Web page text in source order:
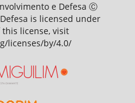
e Defesa Ⓒ
is licensed under
this license, visit
licenses/by/4.0/